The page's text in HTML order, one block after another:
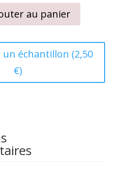
au panier
échantillon (2,50
€)